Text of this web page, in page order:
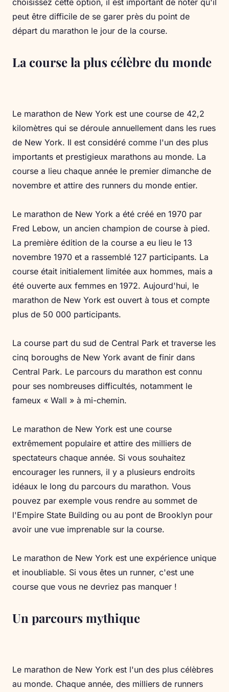
choisissez cette option, il est important de noter qu'il
peut être difficile de se garer près du point de
départ du marathon le jour de la course.
La course la plus célèbre du monde
Le marathon de New York est une course de 42,2
kilomètres qui se déroule annuellement dans les rues
de New York. Il est considéré comme l'un des plus
importants et prestigieux marathons au monde. La
course a lieu chaque année le premier dimanche de
novembre et attire des runners du monde entier.
Le marathon de New York a été créé en 1970 par
Fred Lebow, un ancien champion de course à pied.
La première édition de la course a eu lieu le 13
novembre 1970 et a rassemblé 127 participants. La
course était initialement limitée aux hommes, mais a
été ouverte aux femmes en 1972. Aujourd'hui, le
marathon de New York est ouvert à tous et compte
plus de 50 000 participants.
La course part du sud de Central Park et traverse les
cinq boroughs de New York avant de finir dans
Central Park. Le parcours du marathon est connu
pour ses nombreuses difficultés, notamment le
fameux « Wall » à mi-chemin.
Le marathon de New York est une course
extrêmement populaire et attire des milliers de
spectateurs chaque année. Si vous souhaitez
encourager les runners, il y a plusieurs endroits
idéaux le long du parcours du marathon. Vous
pouvez par exemple vous rendre au sommet de
l'Empire State Building ou au pont de Brooklyn pour
avoir une vue imprenable sur la course.
Le marathon de New York est une expérience unique
et inoubliable. Si vous êtes un runner, c'est une
course que vous ne devriez pas manquer !
Un parcours mythique
Le marathon de New York est l'un des plus célèbres
au monde. Chaque année, des milliers de runners